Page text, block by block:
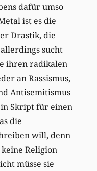
dafür umso
ist es die
Drastik, die
sucht
ihren radikalen
an Rassismus,
Antisemitismus
Skript für einen
die
will, denn
Religion
müsse sie